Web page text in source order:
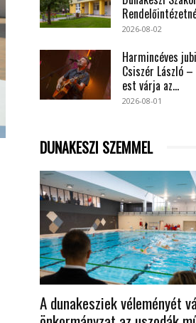
2026-08-02
Harmincéves
Csiszér László
est várja az...
2026-08-01
DUNAKESZI SZEMMEL
A dunakesziek véleményét